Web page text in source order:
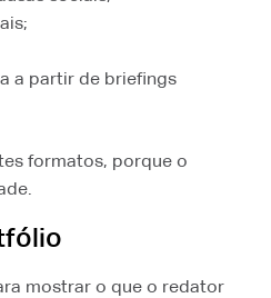
a partir de briefings
formatos, porque o
mostrar o que o redator